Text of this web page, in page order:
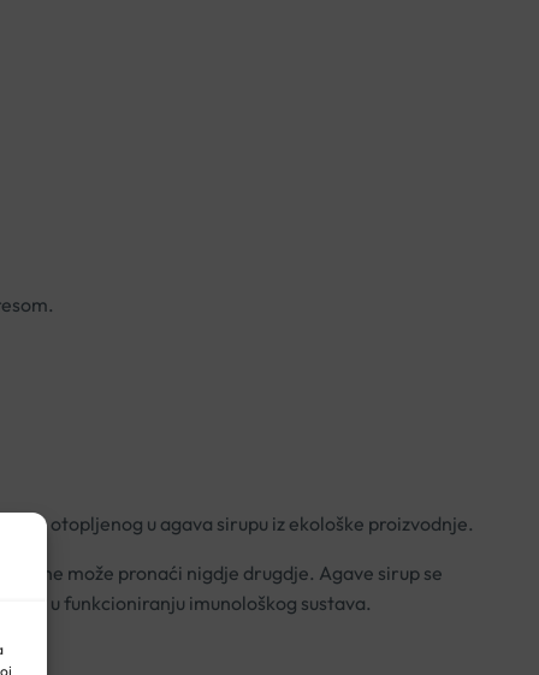
otopljenog u agava sirupu iz ekološke proizvodnje.
ne može pronaći nigdje drugdje. Agave sirup se
u funkcioniranju imunološkog sustava.